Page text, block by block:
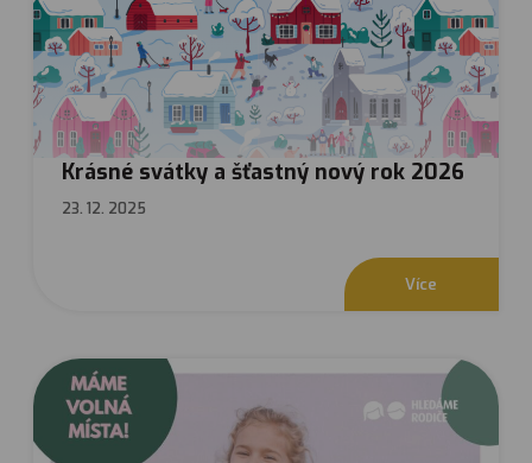
Krásné svátky a šťastný nový rok 2026
23. 12. 2025
Více